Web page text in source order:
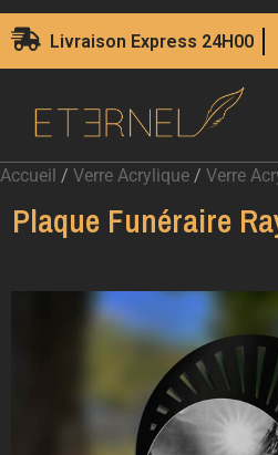
Livraison Express 24H00
Accueil / Verre Acrylique / Verre
Plaque Funéraire